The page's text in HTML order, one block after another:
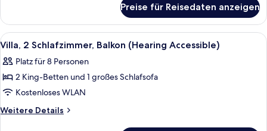
In
Shower)
anzeigen
2 Schlafzimmer,
Balkon
(Mobility
Roll-
In
Preise für Reisedaten anzeigen
Alle
Fotos
für
Villa,
2 Schlafzimmer,
Balkon
Eine moderne Küche mit
12
Villa, 2 Schlafzimmer, Balkon (Hearing Accessible)
Platz für 8 Personen
2 King-Betten und 1 großes Schlafsofa
Kostenloses WLAN
Weitere Details
Weitere